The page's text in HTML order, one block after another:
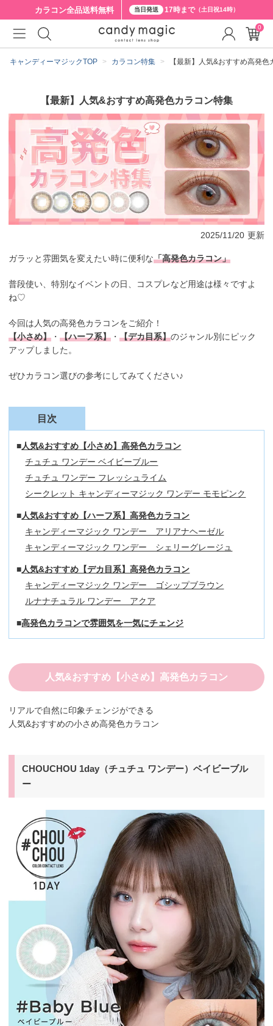
カラコン全品送料無料 当日発送 17時まで（土日祝14時）
キャンディーマジックTOP カラコン特集 【最新】人気&おすすめ高発色
【最新】人気&おすすめ高発色カラコン特集
2025/11/20 更新
ガラッと雰囲気を変えたい時に便利な「高発色カラコン」
普段使い、特別なイベントの日、コスプレなど用途は様々ですよ
ね♡
今回は人気の高発色カラコンをご紹介！
【小さめ】 ・【ハーフ系】 ・【デカ目系】のジャンル別にピック
アップしました。
ぜひカラコン選びの参考にしてみてください♪
目次
人気&おすすめ【小さめ】高発色カラコン
チュチュ ワンデー ベイビーブルー
チュチュ ワンデー フレッシュライム
シークレット キャンディーマジック ワンデー モモピンク
人気&おすすめ【ハーフ系】高発色カラコン
キャンディーマジック ワンデー アリアナヘーゼル
キャンディーマジック ワンデー シェリーグレージュ
人気&おすすめ【デカ目系】高発色カラコン
キャンディーマジック ワンデー ゴシップブラウン
ルナナチュラル ワンデー アクア
高発色カラコンで雰囲気を一気にチェンジ
人気&おすすめ【小さめ】高発色カラコン
リアルで自然に印象チェンジができる
人気&おすすめの小さめ高発色カラコン
CHOUCHOU 1day（チュチュ ワンデー）ベイビーブル
ー
0